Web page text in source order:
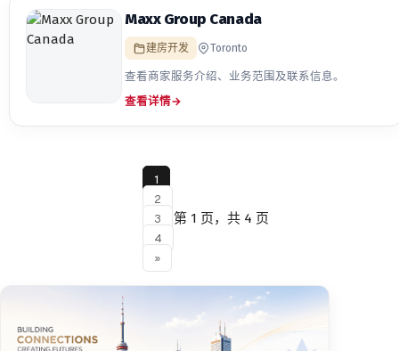
Maxx Group Canada
建房开发 Toronto
查看商家服务介绍、业务范围及联系信息。
查看详情→
1
2
3
4
»
第 1 页，共 4 页